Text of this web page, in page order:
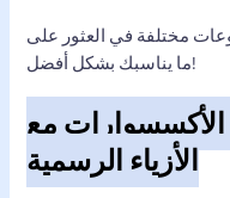
مختلفة في العثور على
ما يناسبك بشكل أفضل!
مع
الأزياء الرسمية